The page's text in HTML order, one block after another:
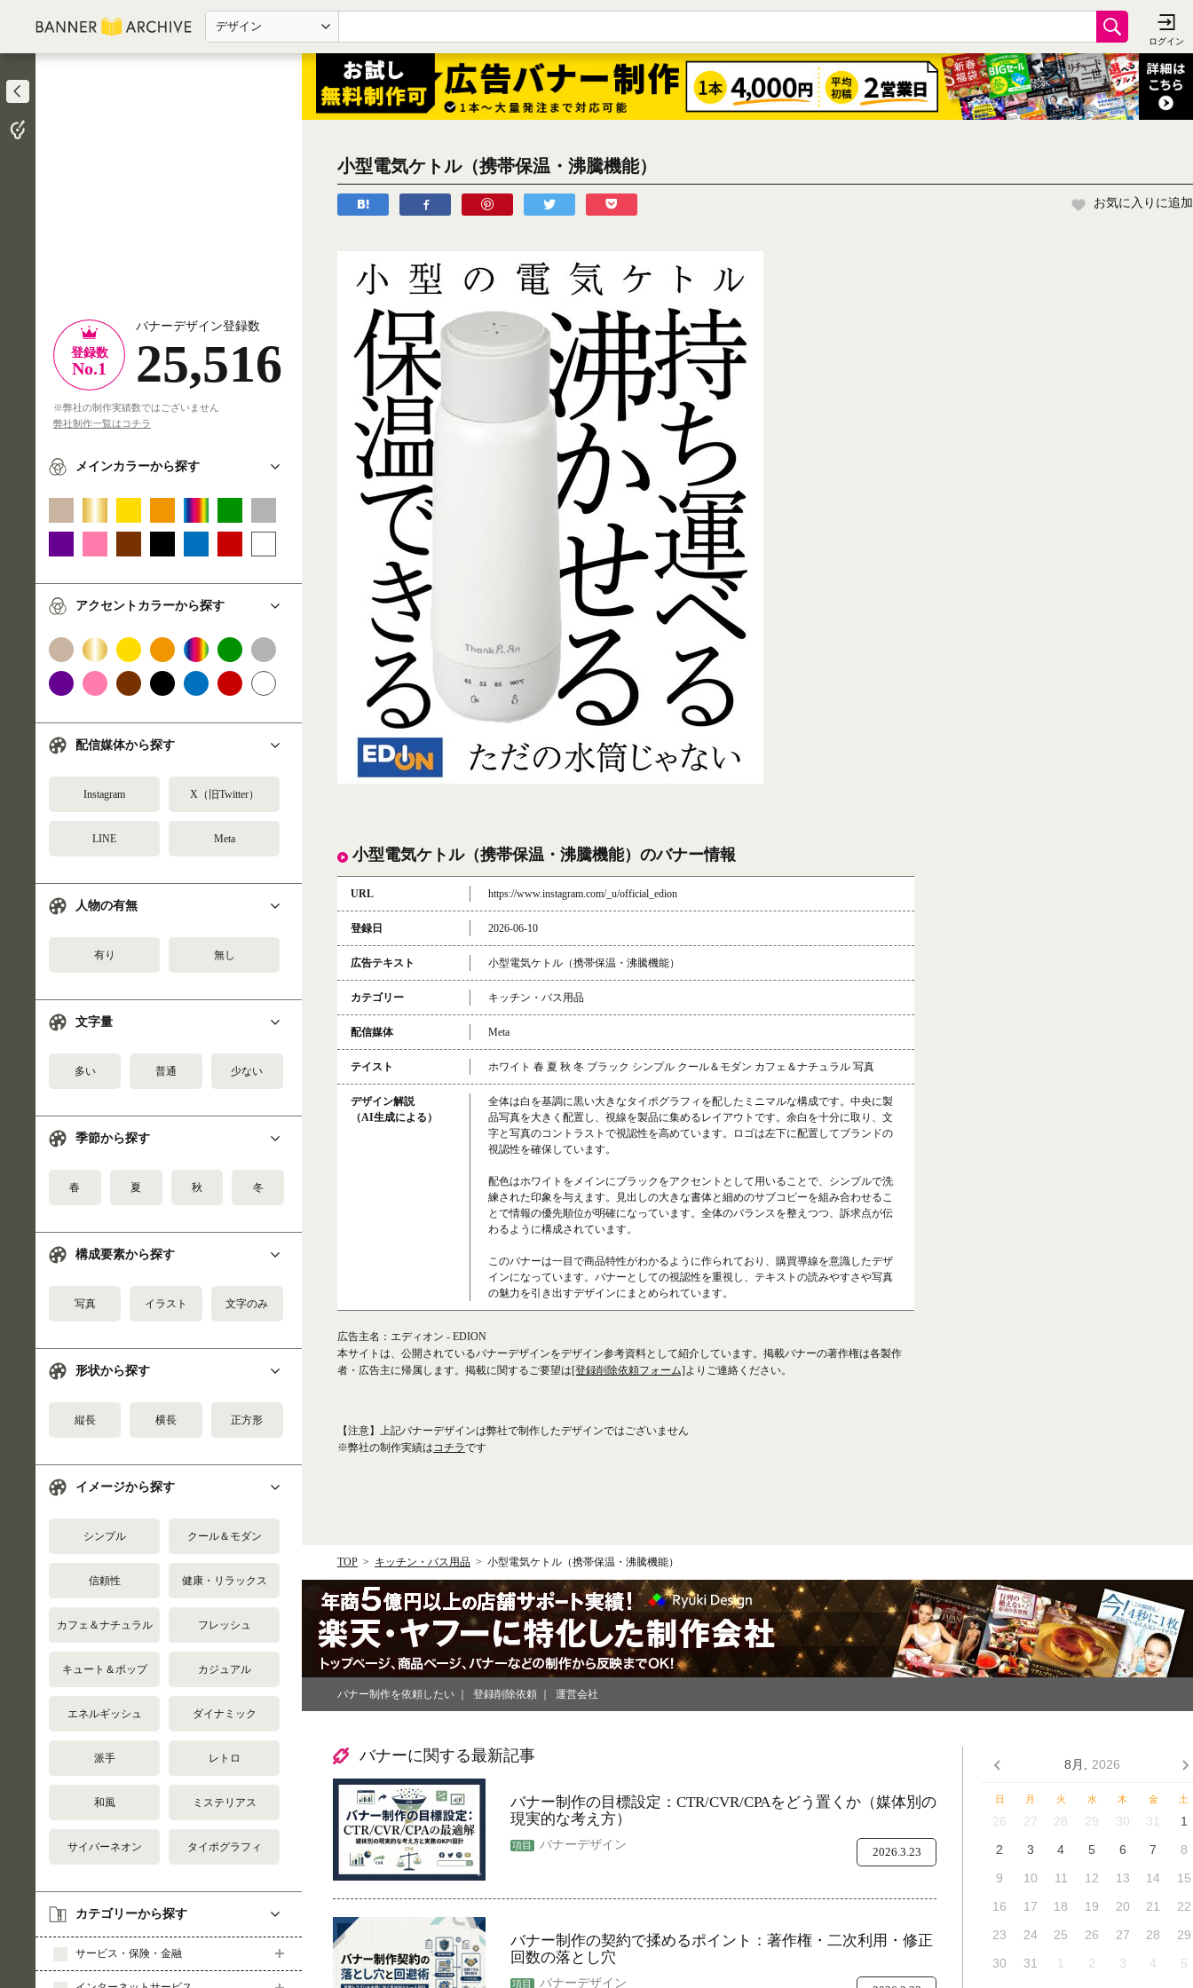
デザイン
登録数
No.1
バナーデザイン登録数
25,516
※弊社の制作実績数ではございません
弊社制作一覧はコチラ
メインカラーから探す
アクセントカラーから探す
配信媒体から探す
Instagram X（旧Twitter）
LINE Meta
人物の有無
有り 無し
文字量
多い 普通 少ない
季節から探す
春 夏 秋 冬
構成要素から探す
写真 イラスト 文字のみ
形状から探す
縦長 横長 正方形
イメージから探す
シンプル クール＆モダン
信頼性 健康・リラックス
カフェ＆ナチュラル フレッシュ
キュート＆ポップ カジュアル
エネルギッシュ ダイナミック
派手 レトロ
和風 ミステリアス
サイバーネオン タイポグラフィ
カテゴリーから探す
サービス・保険・金融
小型電気ケトル（携帯保温・沸騰機能）
お気に入りに追加
小型電気ケトル（携帯保温・沸騰機能）のバナー情報
URL https://www.instagram.com/_u/official_edion
登録日 2026-06-10
広告テキスト 小型電気ケトル（携帯保温・沸騰機能）
カテゴリー キッチン・バス用品
配信媒体 Meta
テイスト ホワイト 春 夏 秋 冬 ブラック シンプル クール＆モダン カフェ＆ナチュラル 写真
デザイン解説
（AI生成による）
全体は白を基調に黒い大きなタイポグラフィを配したミニマルな構成です。中央に製
品写真を大きく配置し、視線を製品に集めるレイアウトです。余白を十分に取り、文
字と写真のコントラストで視認性を高めています。ロゴは左下に配置してブランドの
視認性を確保しています。
配色はホワイトをメインにブラックをアクセントとして用いることで、シンプルで洗
練された印象を与えます。見出しの大きな書体と細めのサブコピーを組み合わせるこ
とで情報の優先順位が明確になっています。全体のバランスを整えつつ、訴求点が伝
わるように構成されています。
このバナーは一目で商品特性がわかるように作られており、購買導線を意識したデザ
インになっています。バナーとしての視認性を重視し、テキストの読みやすさや写真
の魅力を引き出すデザインにまとめられています。
広告主名：エディオン - EDION
本サイトは、公開されているバナーデザインをデザイン参考資料として紹介しています。掲載バナーの著作権は各製作
者・広告主に帰属します。掲載に関するご要望は[登録削除依頼フォーム]よりご連絡ください。
【注意】上記バナーデザインは弊社で制作したデザインではございません
※弊社の制作実績はコチラです
TOP キッチン・バス用品 小型電気ケトル（携帯保温・沸騰機能）
バナー制作を依頼したい 登録削除依頼 運営会社
バナーに関する最新記事
バナー制作の目標設定：CTR/CVR/CPAをどう置くか（媒体別の
現実的な考え方）
バナーデザイン
2026.3.23
バナー制作の契約で揉めるポイント：著作権・二次利用・修正
回数の落とし穴
バナーデザイン
8月, 2026
日 月 火 水 木 金 土
26 27 28 29 30 31
1
2
3 4 5 6 7
8
9
10 11 12 13 14
15
16
17 18 19 20 21
22
23
24 25 26 27 28
29
30
31 1 2 3 4 5